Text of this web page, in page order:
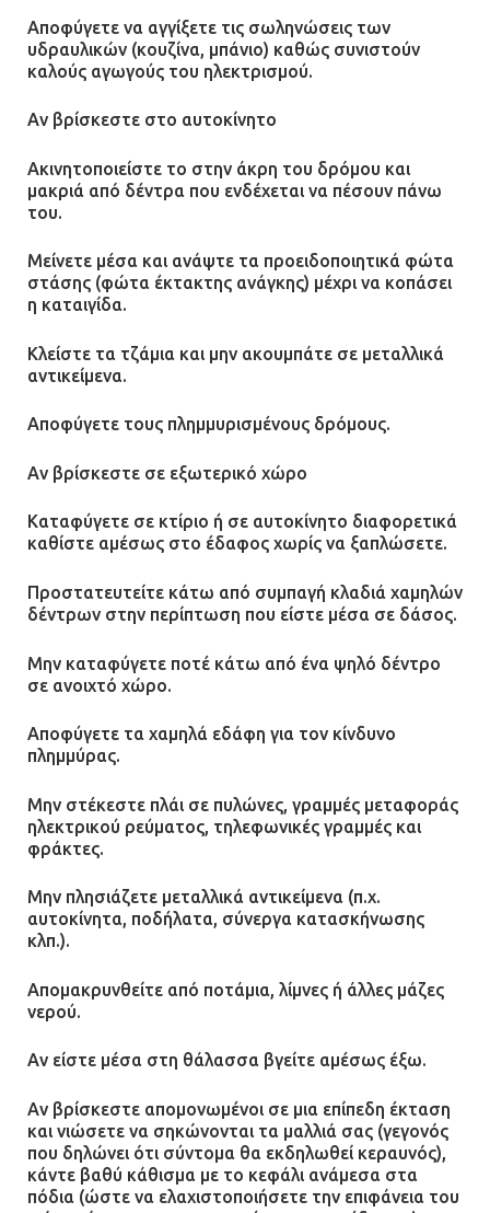
Αποφύγετε να αγγίξετε τις σωληνώσεις των
υδραυλικών (κουζίνα, μπάνιο) καθώς συνιστούν
καλούς αγωγούς του ηλεκτρισμού.
Αν βρίσκεστε στο αυτοκίνητο
Ακινητοποιείστε το στην άκρη του δρόμου και
μακριά από δέντρα που ενδέχεται να πέσουν πάνω
του.
Μείνετε μέσα και ανάψτε τα προειδοποιητικά φώτα
στάσης (φώτα έκτακτης ανάγκης) μέχρι να κοπάσει
η καταιγίδα.
Κλείστε τα τζάμια και μην ακουμπάτε σε μεταλλικά
αντικείμενα.
Αποφύγετε τους πλημμυρισμένους δρόμους.
Αν βρίσκεστε σε εξωτερικό χώρο
Καταφύγετε σε κτίριο ή σε αυτοκίνητο διαφορετικά
καθίστε αμέσως στο έδαφος χωρίς να ξαπλώσετε.
Προστατευτείτε κάτω από συμπαγή κλαδιά χαμηλών
δέντρων στην περίπτωση που είστε μέσα σε δάσος.
Μην καταφύγετε ποτέ κάτω από ένα ψηλό δέντρο
σε ανοιχτό χώρο.
Αποφύγετε τα χαμηλά εδάφη για τον κίνδυνο
πλημμύρας.
Μην στέκεστε πλάι σε πυλώνες, γραμμές μεταφοράς
ηλεκτρικού ρεύματος, τηλεφωνικές γραμμές και
φράκτες.
Μην πλησιάζετε μεταλλικά αντικείμενα (π.χ.
αυτοκίνητα, ποδήλατα, σύνεργα κατασκήνωσης
κλπ.).
Απομακρυνθείτε από ποτάμια, λίμνες ή άλλες μάζες
νερού.
Αν είστε μέσα στη θάλασσα βγείτε αμέσως έξω.
Αν βρίσκεστε απομονωμένοι σε μια επίπεδη έκταση
και νιώσετε να σηκώνονται τα μαλλιά σας (γεγονός
που δηλώνει ότι σύντομα θα εκδηλωθεί κεραυνός),
κάντε βαθύ κάθισμα με το κεφάλι ανάμεσα στα
πόδια (ώστε να ελαχιστοποιήσετε την επιφάνεια του